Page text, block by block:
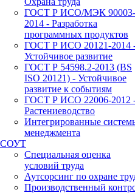
ГОСТ Р ИСО/МЭК 90003-
2014 - Разработка
программных продуктов
ГОСТ Р ИСО 20121-2014
Устойчивое развитие
ГОСТ Р 54598.2-2013 (BS
ISO 20121) - Устойчивое
развитие к событиям
ГОСТ Р ИСО 22006-2012
Растениеводство
Интегрированные
менеджмента
СОУТ
Специальная оценка
условий труда
Аутсорсинг по охране
Производственный